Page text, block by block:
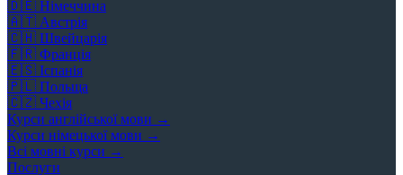
🇩🇪 Німеччина
🇦🇹 Австрія
🇨🇭 Швейцарія
🇫🇷 Франція
🇪🇸 Іспанія
🇵🇱 Польща
🇨🇿 Чехія
Курси англійської мови →
Курси німецької мови →
Всі мовні курси →
Послуги